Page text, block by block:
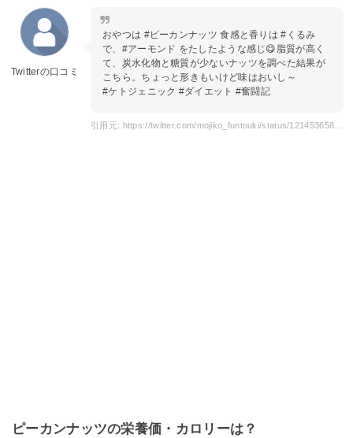
Twitterの口コミ
おやつは #ピーカンナッツ 食感と香りは #くるみ
で、#アーモンド をたしたような感じ😋脂質が高く
て、炭水化物と糖質が少ないナッツを調べた結果が
こちら。ちょっと形きもいけど味はおいし～
#ケトジェニック #ダイエット #奮闘記
ピーカンナッツの栄養価・カロリーは？